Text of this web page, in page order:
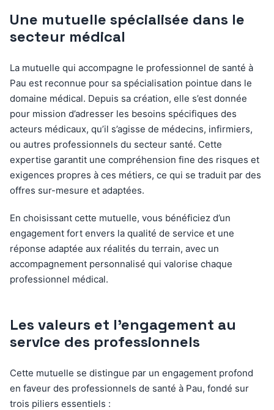
Une mutuelle spécialisée dans le
secteur médical
La mutuelle qui accompagne le professionnel de santé à
Pau est reconnue pour sa spécialisation pointue dans le
domaine médical. Depuis sa création, elle s’est donnée
pour mission d’adresser les besoins spécifiques des
acteurs médicaux, qu’il s’agisse de médecins, infirmiers,
ou autres professionnels du secteur santé. Cette
expertise garantit une compréhension fine des risques et
exigences propres à ces métiers, ce qui se traduit par des
offres sur-mesure et adaptées.
En choisissant cette mutuelle, vous bénéficiez d’un
engagement fort envers la qualité de service et une
réponse adaptée aux réalités du terrain, avec un
accompagnement personnalisé qui valorise chaque
professionnel médical.
Les valeurs et l’engagement au
service des professionnels
Cette mutuelle se distingue par un engagement profond
en faveur des professionnels de santé à Pau, fondé sur
trois piliers essentiels :